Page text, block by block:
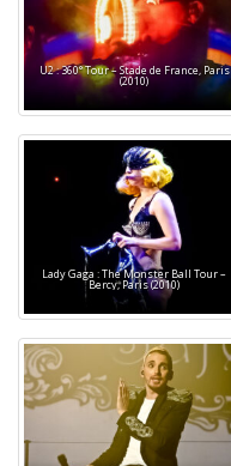
U2 : 360° Tour – Stade de France, Paris
(2010)
Lady Gaga : The Monster Ball Tour –
Bercy, Paris (2010)